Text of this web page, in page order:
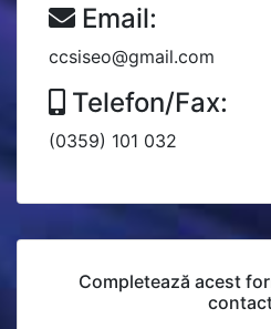
Email:
ccsiseo@gmail.com
Telefon/Fax:
(0359) 101 032
Completează acest